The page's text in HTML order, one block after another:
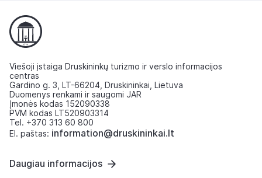
Viešoji įstaiga Druskininkų turizmo ir verslo informacijos
centras
Gardino g. 3, LT-66204, Druskininkai, Lietuva
Duomenys renkami ir saugomi JAR
Įmonės kodas 152090338
PVM kodas LT520903314
Tel. +370 313 60 800
El. paštas: information@druskininkai.lt
Daugiau informacijos